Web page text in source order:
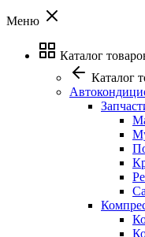
Меню
Каталог
Каталог